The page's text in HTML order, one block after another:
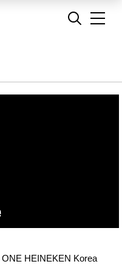
HEINEKEN Korea